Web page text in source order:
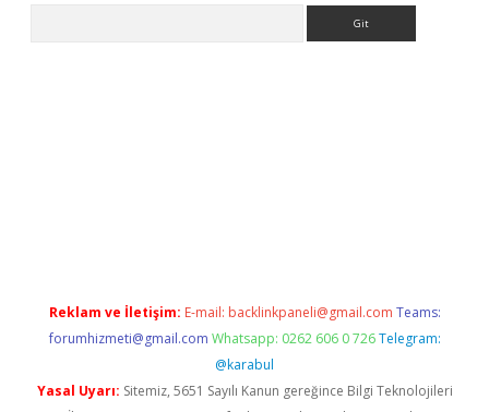
Reklam ve İletişim: E-mail: backlinkpaneli@gmail.com Teams:
forumhizmeti@gmail.com Whatsapp: 0262 606 0 726 Telegram:
@karabul
Yasal Uyarı: Sitemiz, 5651 Sayılı Kanun gereğince Bilgi Teknolojileri